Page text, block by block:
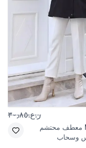
ر.ع.٣٠٫٨٥
معطف محتشم
وسحاب